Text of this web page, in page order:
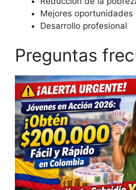
Mejores oportunidades
Desarrollo profesional
Preguntas